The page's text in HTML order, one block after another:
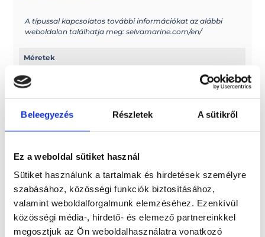
Beleegyezés Részletek A sütikről
Ez a weboldal sütiket használ
Sütiket használunk a tartalmak és hirdetések személyre
szabásához, közösségi funkciók biztosításához,
valamint weboldalforgalmunk elemzéséhez. Ezenkívül
közösségi média-, hirdető- és elemező partnereinkkel
megosztjuk az Ön weboldalhasználatra vonatkozó
Méretek
Hossz: 456,5 cm
Paraméterek
Hajófenék területe: 2,69 m2
A típussal kapcsolatos további információkat az alábbi
weboldalon találhatja meg: selvamarine.com/en/
Érdekel!